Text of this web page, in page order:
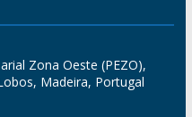
Zona Oeste (PEZO),
Madeira, Portugal